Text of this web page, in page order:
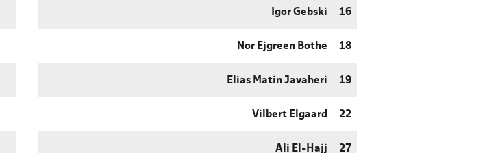
Igor Gebski 16
Nor Ejgreen Bothe 18
Elias Matin Javaheri 19
Vilbert Elgaard 22
Ali El-Hajj 27